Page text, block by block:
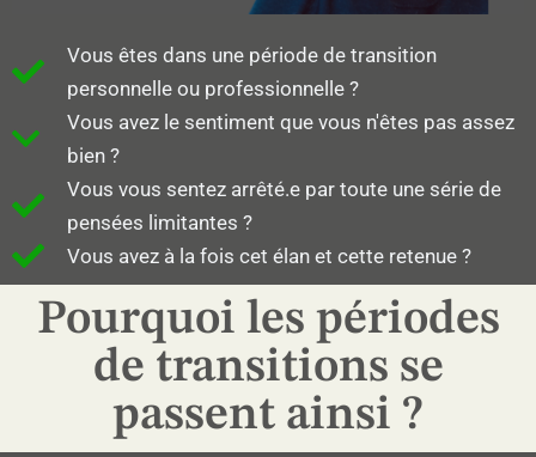
Vous êtes dans une période de transition
personnelle ou professionnelle ?
Vous avez le sentiment que vous n'êtes pas assez
bien ?
Vous vous sentez arrêté.e par toute une série de
pensées limitantes ?
Vous avez à la fois cet élan et cette retenue ?
Pourquoi les périodes
de transitions se
passent ainsi ?